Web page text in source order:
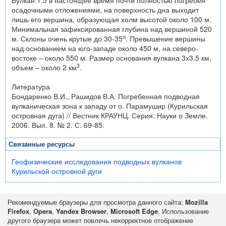
осадочными отложениями, на поверхность дна выходит
лишь его вершина, образующая холм высотой около 100 м.
Минимальная зафиксированная глубина над вершиной 520
м. Склоны очень крутые до 30-35о. Превышение вершины
над основанием на юго-западе около 450 м, на северо-
востоке – около 550 м. Размер основания вулкана 3х3.5 км,
объем – около 2 км3.
Литература
Бондаренко В.И., Рашидов В.А. Погребенная подводная
вулканическая зона к западу от о. Парамушир (Курильская
островная дуга) // Вестник КРАУНЦ. Серия: Науки о Земле.
2006. Вып. 8. № 2. С. 69-85.
Связанные ресурсы
Геофизические исследования подводных вулканов
Курильской островной дуги
Рекомендуемые браузеры для просмотра данного сайта: Mozilla
Firefox, Opera, Yandex Browser, Microsoft Edge. Использование
другого браузера может повлечь некорректное отображение